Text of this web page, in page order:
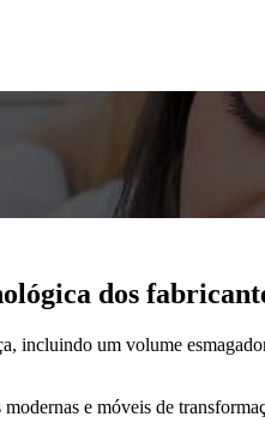
dos
incluindo um volume
e móveis de